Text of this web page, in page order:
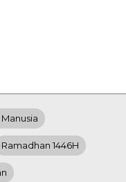
Ramadhan 1446H